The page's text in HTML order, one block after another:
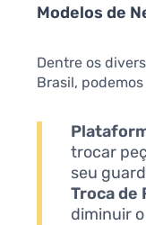
Modelos de
Dentre os
Brasil,
trocar
seu
Troca de
diminuir